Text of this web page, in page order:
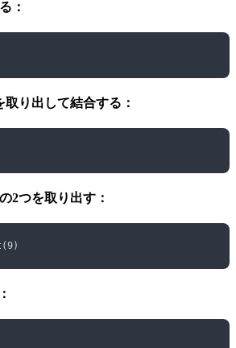
：
り出して結合する：
2つを取り出す：